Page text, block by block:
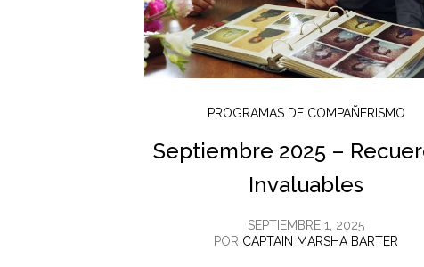
PROGRAMAS DE COMPAÑERISMO
Septiembre 2025 –
Invaluables
SEPTIEMBRE 1, 2025
POR CAPTAIN MARSHA BARTER